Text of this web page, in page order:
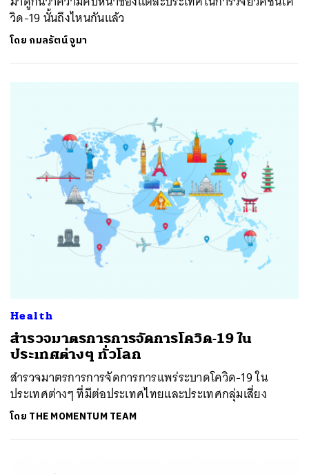
วิด-19 นั้นถึงไหนกันแล้ว
โดย กมลรัตน์ จูมา
Health
สำรวจมาตรการการจัดการโควิด-19 ใน
ประเทศต่างๆ ทั่วโลก
สำรวจมาตรการการจัดการการแพร่ระบาดโควิด-19 ใน
ประเทศต่างๆ ที่มีต่อประเทศไทยและประเทศกลุ่มเสี่ยง
โดย THE MOMENTUM TEAM